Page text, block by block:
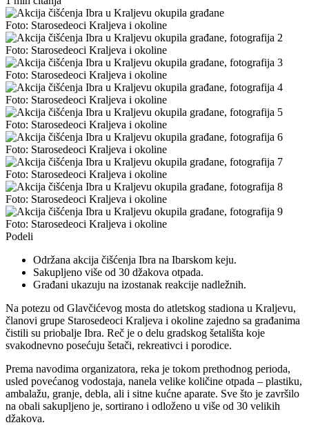
Foto: Starosedeoci Kraljeva i okoline
Foto: Starosedeoci Kraljeva i okoline
Foto: Starosedeoci Kraljeva i okoline
Foto: Starosedeoci Kraljeva i okoline
Foto: Starosedeoci Kraljeva i okoline
Foto: Starosedeoci Kraljeva i okoline
Foto: Starosedeoci Kraljeva i okoline
Foto: Starosedeoci Kraljeva i okoline
Foto: Starosedeoci Kraljeva i okoline
Podeli
Održana akcija čišćenja Ibra na Ibarskom keju.
Sakupljeno više od 30 džakova otpada.
Građani ukazuju na izostanak reakcije nadležnih.
Na potezu od Glavčićevog mosta do atletskog stadiona u Kraljevu,
članovi grupe Starosedeoci Kraljeva i okoline zajedno sa građanima
čistili su priobalje Ibra. Reč je o delu gradskog šetališta koje
svakodnevno posećuju šetači, rekreativci i porodice.
Prema navodima organizatora, reka je tokom prethodnog perioda,
usled povećanog vodostaja, nanela velike količine otpada – plastiku,
ambalažu, granje, debla, ali i sitne kućne aparate. Sve što je završilo
na obali sakupljeno je, sortirano i odloženo u više od 30 velikih
džakova.